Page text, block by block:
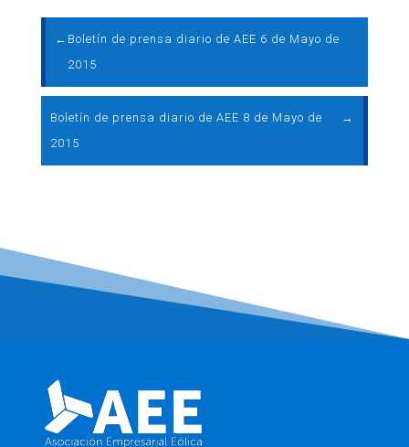
← Boletín de prensa diario de AEE 6 de Mayo de
2015
Boletín de prensa diario de AEE 8 de Mayo de
2015
→